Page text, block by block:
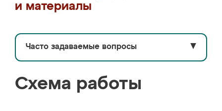
и материалы
Часто задаваемые вопросы ▼
Схема работы